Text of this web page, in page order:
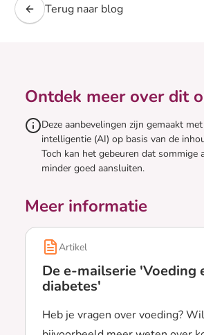
Terug naar blog
Ontdek meer over dit
Deze aanbevelingen zijn gemaakt
intelligentie (AI) op basis van de
Toch kan het gebeuren dat sommige
minder goed aansluiten.
Meer informatie
Artikel
De e-mailserie 'Voeding
diabetes'
Heb je vragen over voeding?